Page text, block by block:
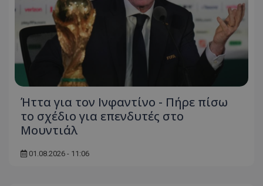
Ήττα για τον Ινφαντίνο - Πήρε πίσω
το σχέδιο για επενδυτές στο
Μουντιάλ
01.08.2026 - 11:06